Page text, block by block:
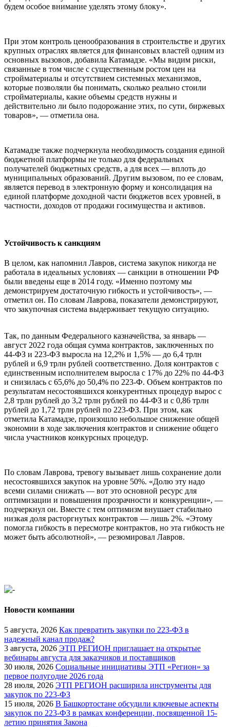
будем особое внимание уделять этому блоку».
При этом контроль ценообразования в строительстве и других
крупных отраслях является для финансовых властей одним из
основных вызовов, добавила Катамадзе. «Мы видим риски,
связанные в том числе с существенным ростом цен на
стройматериалы и отсутствием системных механизмов,
которые позволяли бы понимать, сколько реально стоили
стройматериалы, какие объемы средств нужны и
действительно ли было подорожание этих, по сути, биржевых
товаров», — отметила она.
Катамадзе также подчеркнула необходимость создания единой
бюджетной платформы не только для федеральных
получателей бюджетных средств, а для всех — вплоть до
муниципальных образований. Другим вызовом, по ее словам,
является перевод в электронную форму и консолидация на
единой платформе доходной части бюджетов всех уровней, в
частности, доходов от продажи госимущества и активов.
Устойчивость к санкциям
В целом, как напомнил Лавров, система закупок никогда не
работала в идеальных условиях — санкции в отношении РФ
были введены еще в 2014 году. «Именно поэтому мы
демонстрируем достаточную гибкость и устойчивость», —
отметил он. По словам Лаврова, показатели демонстрируют,
что закупочная система выдерживает текущую ситуацию.
Так, по данным Федерального казначейства, за январь —
август 2022 года общая сумма контрактов, заключенных по
44-ФЗ и 223-ФЗ выросла на 12,2% и 1,5% — до 6,4 трлн
рублей и 6,9 трлн рублей соответственно. Доля контрактов с
единственным исполнителем выросла с 17% до 22% по 44-ФЗ
и снизилась с 65,6% до 50,4% по 223-Ф. Объем контрактов по
результатам несостоявшихся конкурентных процедур вырос с
2,8 трлн рублей до 3,2 трлн рублей по 44-ФЗ и с 0,86 трлн
рублей до 1,72 трлн рублей по 223-ФЗ. При этом, как
отметила Катамадзе, произошло небольшое снижение общей
экономии в ходе заключения контрактов и снижение общего
числа участников конкурсных процедур.
По словам Лаврова, тревогу вызывает лишь сохранение доли
несостоявшихся закупок на уровне 50%. «Долю эту надо
всеми силами снижать — вот это основной ресурс для
оптимизации и повышения прозрачности и конкуренции», —
подчеркнул он. Вместе с тем оптимизм внушает стабильно
низкая доля расторгнутых контрактов — лишь 2%. «Этому
помогла гибкость в пересмотре контрактов, но эта гибкость не
может быть абсолютной», — резюмировал Лавров.
Новости компании
5 августа, 2026 Как превратить закупки по 223-ФЗ в
надежный канал продаж?
3 августа, 2026 ЭТП РЕГИОН приглашает на открытые
вебинары августа для заказчиков и поставщиков
30 июля, 2026 Социальные инициативы ЭТП «Регион» за
первое полугодие 2026 года
28 июля, 2026 ЭТП РЕГИОН расширила инструменты для
закупок по 223-ФЗ
15 июля, 2026 В Башкортостане обсудили ключевые аспекты
закупок по 223-ФЗ в рамках конференции, посвященной 15-
летию принятия Закона